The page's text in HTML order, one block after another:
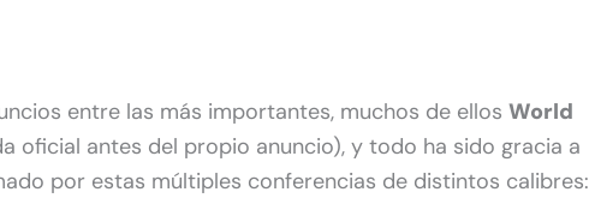
entre las más importantes, muchos de ellos World
oficial antes del propio anuncio), y todo ha sido gracia a
por estas múltiples conferencias de distintos calibres: